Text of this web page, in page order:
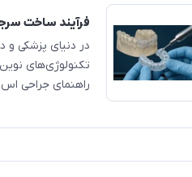
فرآیند ساخت
در دنیای پزشکی و
تکنولوژی‌های
راهنمای جراحی